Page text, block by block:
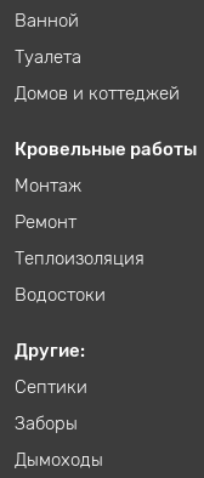
Ванной
Туалета
Домов и коттеджей
Кровельные работы
Монтаж
Ремонт
Теплоизоляция
Водостоки
Другие:
Септики
Заборы
Дымоходы